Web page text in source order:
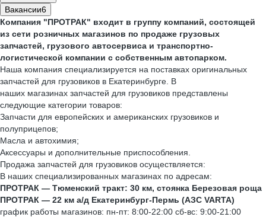
Вакансии6
Компания "ПРОТРАК" входит в группу компаний, состоящей
из сети розничных магазинов по продаже грузовых
запчастей, грузового автосервиса и транспортно-
логистической компании с собственным автопарком.
Наша компания специализируется на поставках оригинальных
запчастей для грузовиков в Екатеринбурге. В
наших магазинах запчастей для грузовиков представлены
следующие категории товаров:
Запчасти для европейских и американских грузовиков и
полуприцепов;
Масла и автохимия;
Аксессуары и дополнительные приспособления.
Продажа запчастей для грузовиков осуществляется:
В наших специализированных магазинах по адресам:
ПРОТРАК — Тюменский тракт: 30 км, стоянка Березовая роща
ПРОТРАК — 22 км а/д Екатеринбург-Пермь (АЗС VARTA)
график работы магазинов: пн-пт: 8:00-22:00 сб-вс: 9:00-21:00